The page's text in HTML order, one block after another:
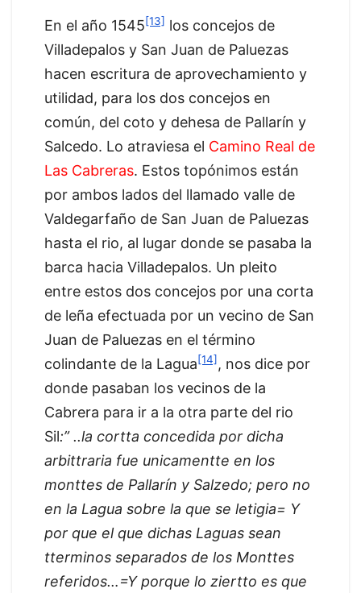
En el año 1545[13] los concejos de
Villadepalos y San Juan de Paluezas
hacen escritura de aprovechamiento y
utilidad, para los dos concejos en
común, del coto y dehesa de Pallarín y
Salcedo. Lo atraviesa el Camino Real de
Las Cabreras. Estos topónimos están
por ambos lados del llamado valle de
Valdegarfaño de San Juan de Paluezas
hasta el rio, al lugar donde se pasaba la
barca hacia Villadepalos. Un pleito
entre estos dos concejos por una corta
de leña efectuada por un vecino de San
Juan de Paluezas en el término
colindante de la Lagua[14] , nos dice por
donde pasaban los vecinos de la
Cabrera para ir a la otra parte del rio
Sil:” ..la cortta concedida por dicha
arbittraria fue unicamentte en los
monttes de Pallarín y Salzedo; pero no
en la Lagua sobre la que se letigia= Y
por que el que dichas Laguas sean
tterminos separados de los Monttes
referidos…=Y porque lo ziertto es que